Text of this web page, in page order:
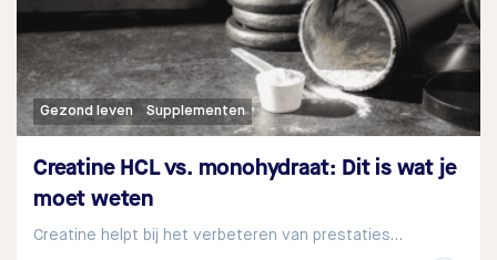
Gezond leven Supplementen
Creatine HCL vs. monohydraat: Dit is wat je
moet weten
Creatine helpt bij het verbeteren van prestaties…